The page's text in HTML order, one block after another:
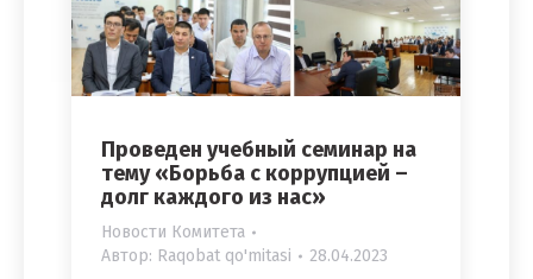
Проведен учебный семинар на
тему «Борьба с коррупцией –
долг каждого из нас»
Новости Комитета
Автор: Raqobat qo'mitasi 28.04.2023